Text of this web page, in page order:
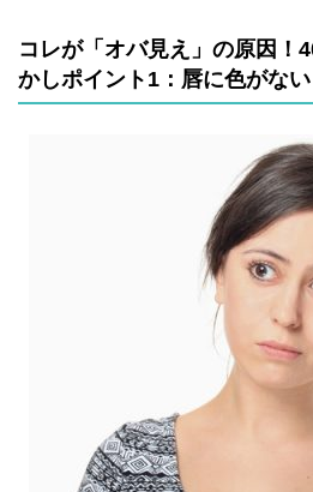
コレが「オバ見え」の原因！
かしポイント1：唇に色がない